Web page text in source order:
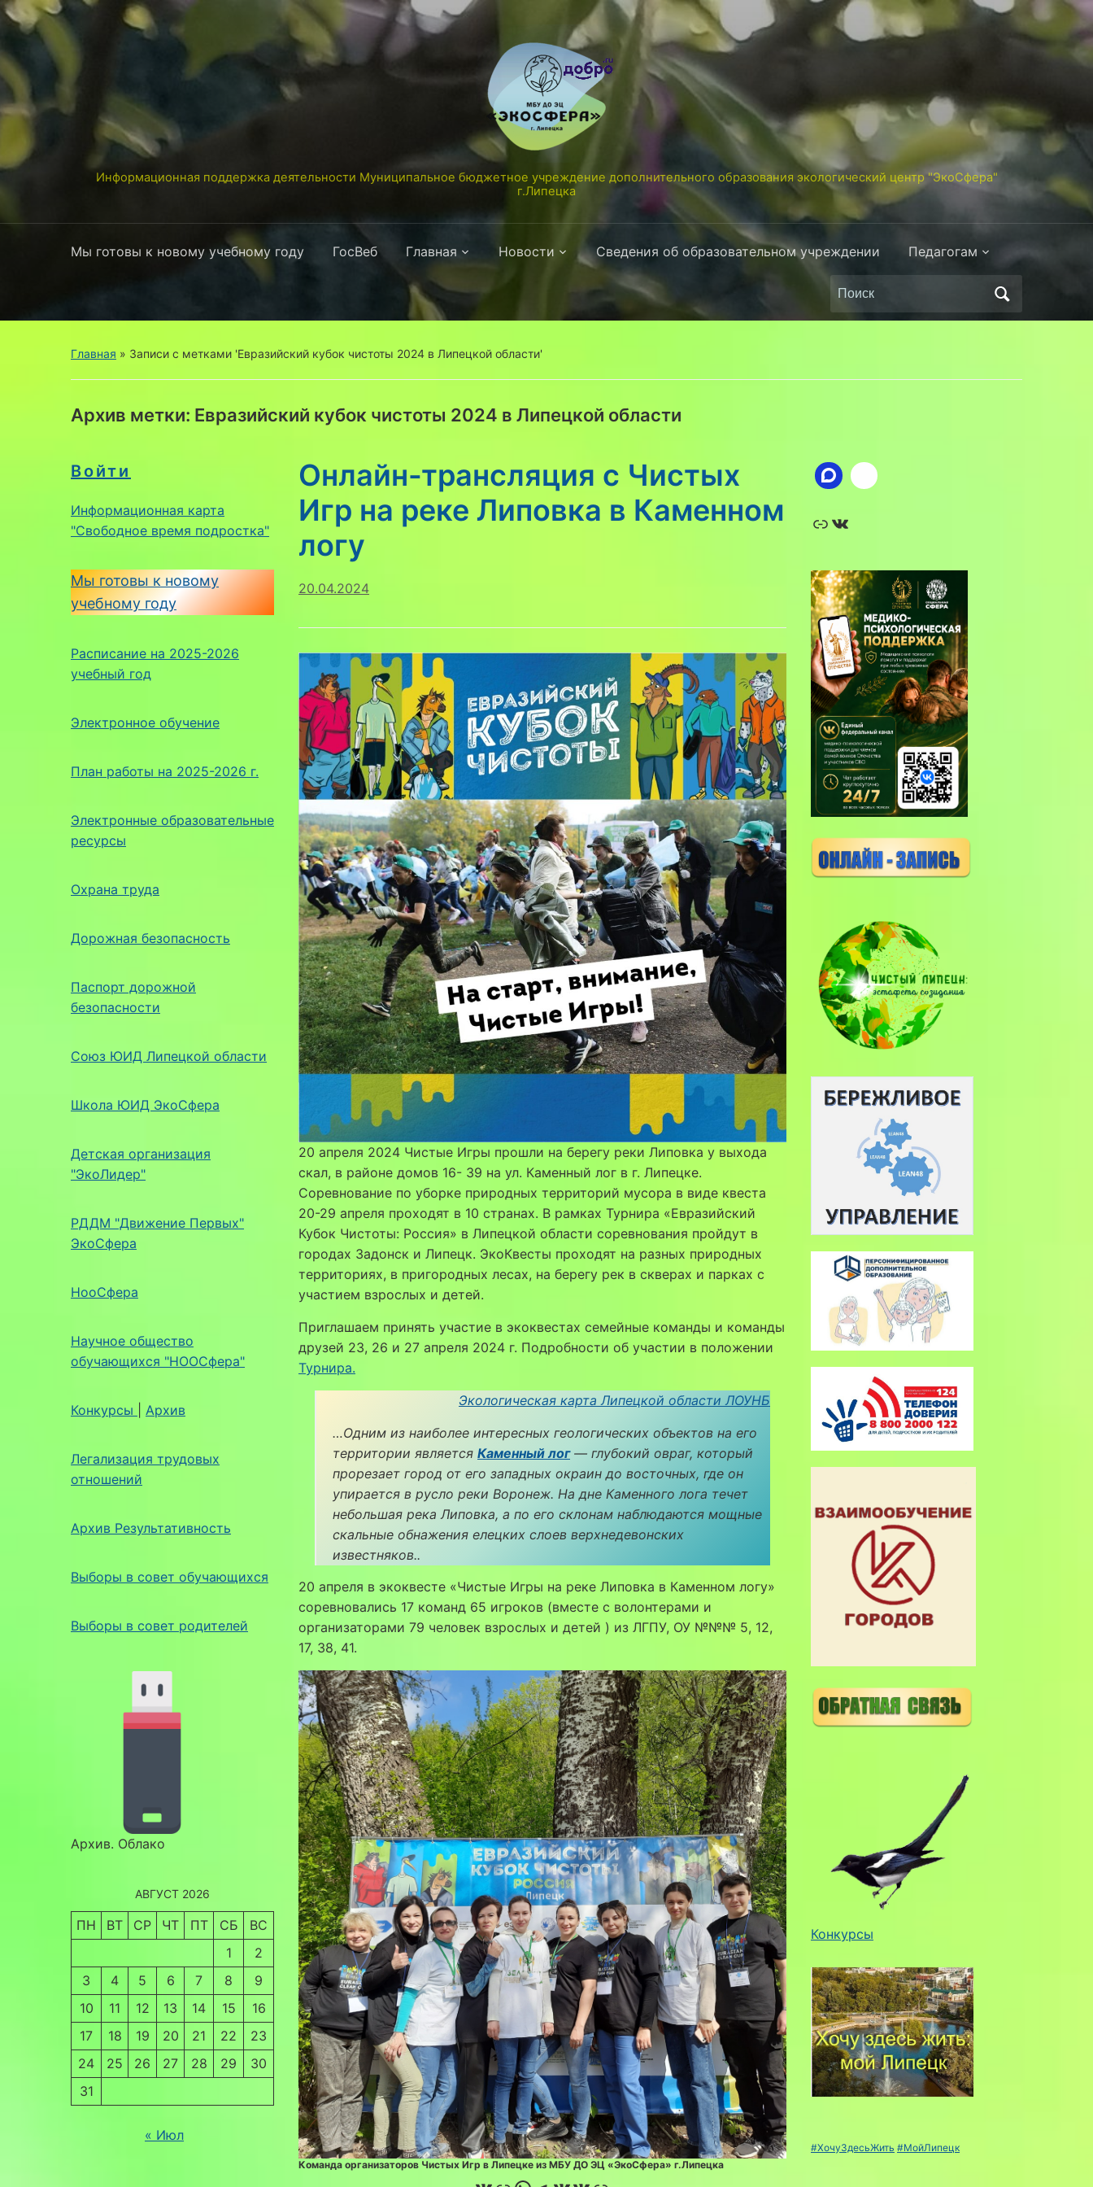
Информационная поддержка деятельности Муниципальное бюджетное учреждение дополнительного образования экологический центр "ЭкоСфера"
г.Липецка
Мы готовы к новому учебному году ГосВеб Главная Новости Сведения об образовательном учреждении Педагогам
Поиск
по:
Главная » Записи с метками 'Евразийский кубок чистоты 2024 в Липецкой области'
Архив метки: Евразийский кубок чистоты 2024 в Липецкой области
Войти
Информационная карта
"Свободное время подростка"
Мы готовы к новому
учебному году
Расписание на 2025-2026
учебный год
Электронное обучение
План работы на 2025-2026 г.
Электронные образовательные
ресурсы
Охрана труда
Дорожная безопасность
Паспорт дорожной
безопасности
Союз ЮИД Липецкой области
Школа ЮИД ЭкоСфера
Детская организация
"ЭкоЛидер"
РДДМ "Движение Первых"
ЭкоСфера
НооСфера
Научное общество
обучающихся "НООСфера"
Конкурсы Архив
Легализация трудовых
отношений
Архив Результативность
Выборы в совет обучающихся
Выборы в совет родителей
Архив. Облако
АВГУСТ 2026
ПН ВТ СР ЧТ ПТ СБ
ВС
1
2
3
4 5 6 7 8
9
10
11 12 13 14 15
16
17
18 19 20 21 22
23
24
25 26 27 28 29
30
31
« Июл
Онлайн-трансляция с Чистых
Игр на реке Липовка в Каменном
логу
20.04.2024
20 апреля 2024 Чистые Игры прошли на берегу реки Липовка у выхода
скал, в районе домов 16- 39 на ул. Каменный лог в г. Липецке.
Соревнование по уборке природных территорий мусора в виде квеста
20-29 апреля проходят в 10 странах. В рамках Турнира «Евразийский
Кубок Чистоты: Россия» в Липецкой области соревнования пройдут в
городах Задонск и Липецк. ЭкоКвесты проходят на разных природных
территориях, в пригородных лесах, на берегу рек в скверах и парках с
участием взрослых и детей.
Приглашаем принять участие в экоквестах семейные команды и команды
друзей 23, 26 и 27 апреля 2024 г. Подробности об участии в положении
Турнира.
Экологическая карта Липецкой области ЛОУНБ
…Одним из наиболее интересных геологических объектов на его
территории является Каменный лог— глубокий овраг, который
прорезает город от его западных окраин до восточных, где он
упирается в русло реки Воронеж. На дне Каменного лога течет
небольшая река Липовка, а по его склонам наблюдаются мощные
скальные обнажения елецких слоев верхнедевонских
известняков..
20 апреля в экоквесте «Чистые Игры на реке Липовка в Каменном логу»
соревновались 17 команд 65 игроков (вместе с волонтерами и
организаторами 79 человек взрослых и детей ) из ЛГПУ, ОУ №№№ 5, 12,
17, 38, 41.
Команда организаторов Чистых Игр в Липецке из МБУ ДО ЭЦ «ЭкоСфера» г.Липецка
Ссылка
Конкурсы
#ХочуЗдесьЖить #МойЛипецк